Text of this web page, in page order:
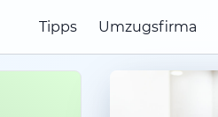
Tipps Umzugsfirma